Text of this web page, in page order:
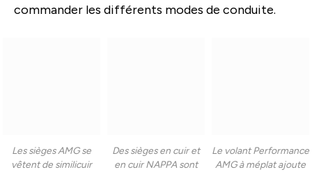
commander les différents modes de conduite.
Les sièges AMG se
vêtent de similicuir
Des sièges en cuir et
en cuir NAPPA sont
Le volant Performance
AMG à méplat ajoute